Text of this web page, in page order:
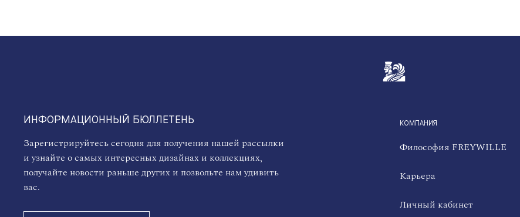
ИНФОРМАЦИОННЫЙ БЮЛЛЕТЕНЬ
Зарегистрируйтесь сегодня для получения нашей рассылки
и узнайте о самых интересных дизайнах и коллекциях,
получайте новости раньше других и позвольте нам удивить
вас.
QUICKLINKS
КОМПАНИЯ
Философия FREYWILLE
Карьера
Личный кабинет